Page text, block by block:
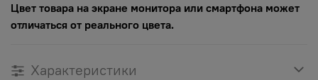
Цвет товара на экране монитора или смартфона может
отличаться от реального цвета.
Характеристики